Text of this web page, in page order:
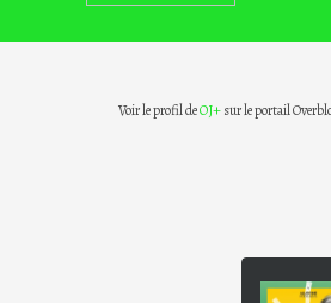
Voir le profil deOJ+sur le portail